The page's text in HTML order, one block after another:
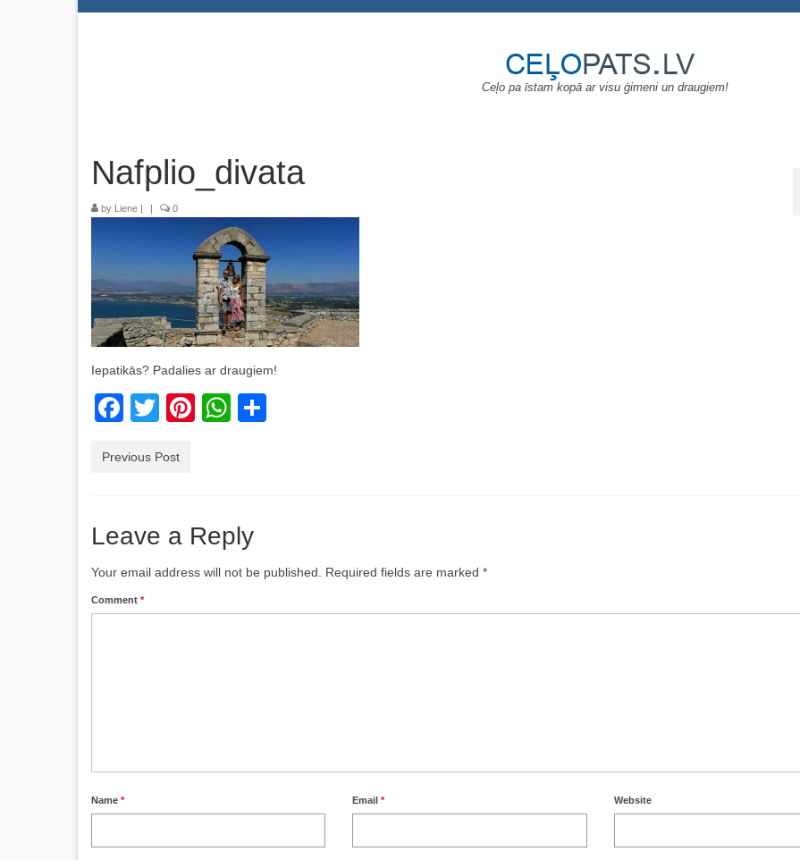
Ceļo pa īstam kopā ar visu ģimeni un draugiem!
Nafplio_divata
by Liene | | 0
Iepatikās? Padalies ar draugiem!
Facebook
TwitterPinterest
WhatsApp
Previous Post
Leave a Reply
Your email address will not be published. Required fields are marked *
Comment *
Name * Email* Website